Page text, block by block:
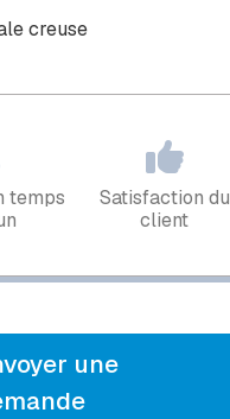
creuse
temps
Satisfaction du
client
une